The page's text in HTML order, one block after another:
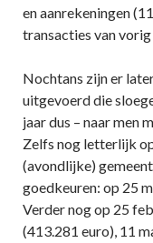
en aanrekeningen
transacties van
Nochtans zijn er
uitgevoerd die
jaar dus – naar men
Zelfs nog letterlijk
(avondlijke)
goedkeuren: op 25
Verder nog op 25
(413.281 euro), 11